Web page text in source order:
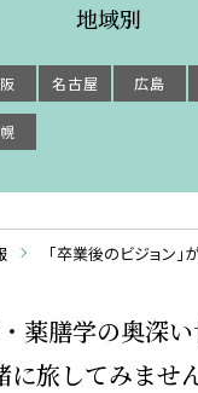
地域別
名古屋 広島
「卒業後のビジョン」
薬膳学の奥深い
に旅してみませ